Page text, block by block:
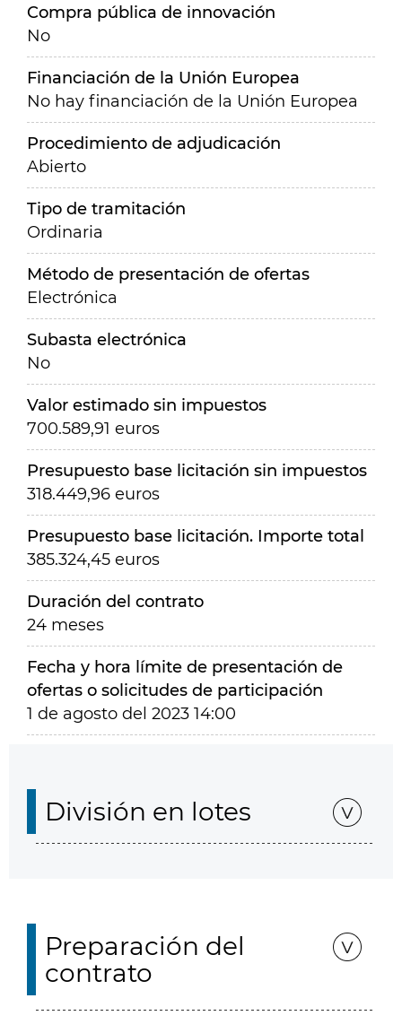
Compra pública de innovación
No
Financiación de la Unión Europea
No hay financiación de la Unión Europea
Procedimiento de adjudicación
Abierto
Tipo de tramitación
Ordinaria
Método de presentación de ofertas
Electrónica
Subasta electrónica
No
Valor estimado sin impuestos
700.589,91 euros
Presupuesto base licitación sin impuestos
318.449,96 euros
Presupuesto base licitación. Importe total
385.324,45 euros
Duración del contrato
24 meses
Fecha y hora límite de presentación de
ofertas o solicitudes de participación
1 de agosto del 2023 14:00
División en lotes
Preparación del
contrato